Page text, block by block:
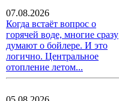
07.08.2026
Когда встаёт вопрос о
горячей воде, многие сразу
думают о бойлере. И это
логично. Центральное
отопление летом...